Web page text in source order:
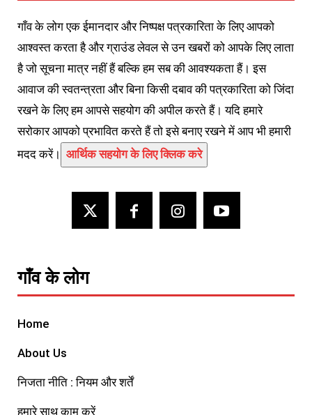
गाँव के लोग एक ईमानदार और निष्पक्ष पत्रकारिता के लिए आपको
आश्वस्त करता है और ग्राउंड लेवल से उन खबरों को आपके लिए लाता
है जो सूचना मात्र नहीं हैं बल्कि हम सब की आवश्यकता हैं। इस
आवाज की स्वतन्त्रता और बिना किसी दबाव की पत्रकारिता को जिंदा
रखने के लिए हम आपसे सहयोग की अपील करते हैं। यदि हमारे
सरोकार आपको प्रभावित करते हैं तो इसे बनाए रखने में आप भी हमारी
मदद करें। आर्थिक सहयोग के लिए क्लिक करे
गाँव के लोग
Home
About Us
निजता नीति : नियम और शर्तें
हमारे साथ काम करें